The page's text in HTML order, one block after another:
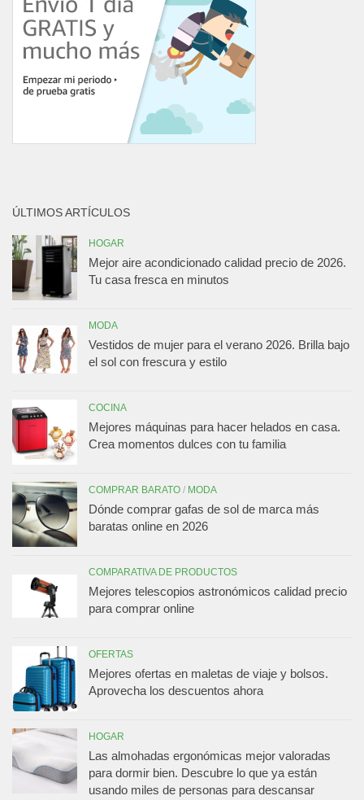
ÚLTIMOS ARTÍCULOS
HOGAR
Mejor aire acondicionado calidad precio de 2026.
Tu casa fresca en minutos
MODA
Vestidos de mujer para el verano 2026. Brilla bajo
el sol con frescura y estilo
COCINA
Mejores máquinas para hacer helados en casa.
Crea momentos dulces con tu familia
COMPRAR BARATO / MODA
Dónde comprar gafas de sol de marca más
baratas online en 2026
COMPARATIVA DE PRODUCTOS
Mejores telescopios astronómicos calidad precio
para comprar online
OFERTAS
Mejores ofertas en maletas de viaje y bolsos.
Aprovecha los descuentos ahora
HOGAR
Las almohadas ergonómicas mejor valoradas
para dormir bien. Descubre lo que ya están
usando miles de personas para descansar